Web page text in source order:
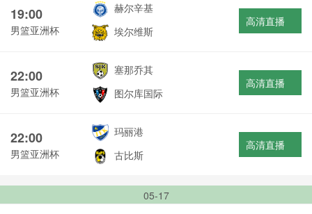
19:00
男篮亚洲杯
赫尔辛基
埃尔维斯
高清直播
22:00
男篮亚洲杯
塞那乔其
图尔库国际
高清直播
22:00
男篮亚洲杯
玛丽港
古比斯
高清直播
05-17